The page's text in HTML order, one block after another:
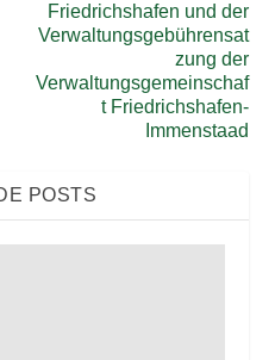
Friedrichshafen und der
Verwaltungsgebührensat
zung der
Verwaltungsgemeinschaf
t Friedrichshafen-
Immenstaad
POSTS